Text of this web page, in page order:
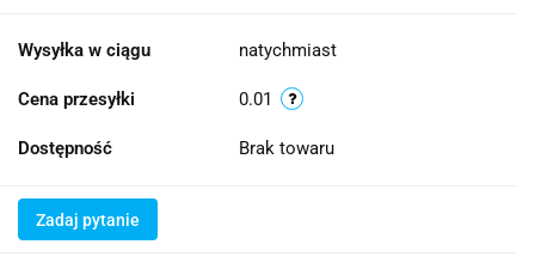
Wysyłka w ciągu natychmiast
Cena przesyłki 0.01
Dostępność Brak towaru
Zadaj pytanie